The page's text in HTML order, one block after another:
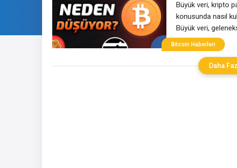
Büyük veri, kripto
konusunda nasıl
Büyük veri,
karmaşık ve hızlı
veri hacmi, veri
Bitcoin Haberleri
Daha